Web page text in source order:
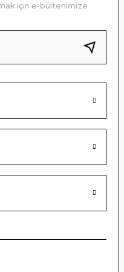
için e-bültenimize